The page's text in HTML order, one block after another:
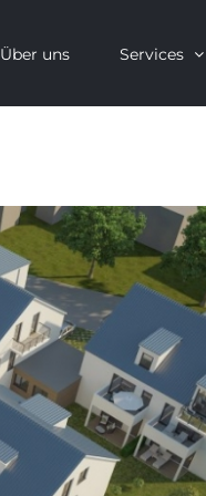
Über uns Services